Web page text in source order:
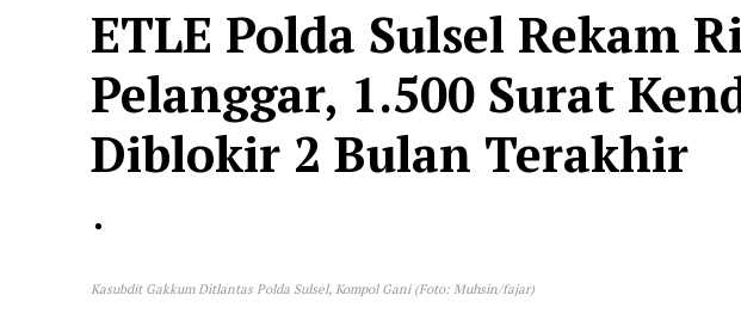
ETLE Polda Sulsel Rekam
Pelanggar, 1.500 Surat
Diblokir 2 Bulan Terakhir
Kasubdit Gakkum Ditlantas Polda Sulsel, Kompol Gani (Foto: Muhsin/fajar)